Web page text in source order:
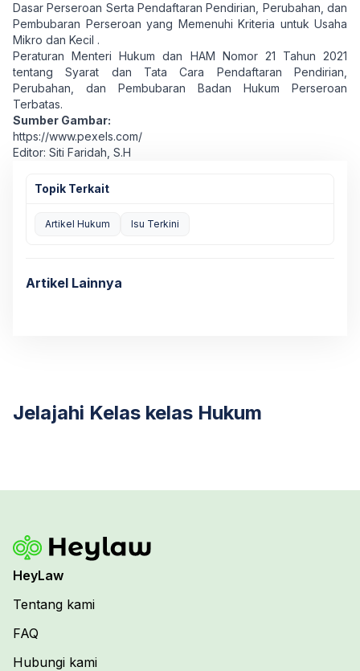
Dasar Perseroan Serta Pendaftaran Pendirian, Perubahan, dan
Pembubaran Perseroan yang Memenuhi Kriteria untuk Usaha
Mikro dan Kecil .
Peraturan Menteri Hukum dan HAM Nomor 21 Tahun 2021
tentang Syarat dan Tata Cara Pendaftaran Pendirian,
Perubahan, dan Pembubaran Badan Hukum Perseroan
Terbatas.
Sumber Gambar:
https://www.pexels.com/
Editor: Siti Faridah, S.H
Topik Terkait
Artikel Hukum Isu Terkini
Artikel Lainnya
Jelajahi Kelas kelas Hukum
HeyLaw
Tentang kami
FAQ
Hubungi kami